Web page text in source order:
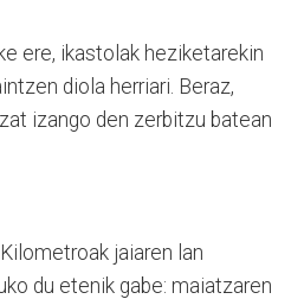
ere, ikastolak heziketarekin
diola herriari. Beraz,
izango den zerbitzu batean
jaiaren lan
du etenik gabe: maiatzaren